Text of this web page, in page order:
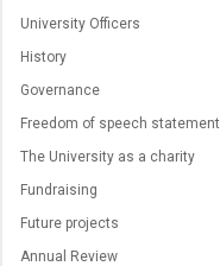
University Officers
History
Governance
Freedom of speech statement
The University as a charity
Fundraising
Future projects
Annual Review